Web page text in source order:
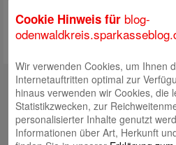
Kontakt
mail@sparkasse-odenwaldkreis.de
Telefon: 06062 500
Cookie Hinweis für blog-
Wir verwenden Cookies, um Ihnen
Internetauftritten optimal zur
hinaus verwenden wir Cookies, die
Statistikzwecken, zur
personalisierter Inhalte genutzt
Informationen über Art, Herkunft